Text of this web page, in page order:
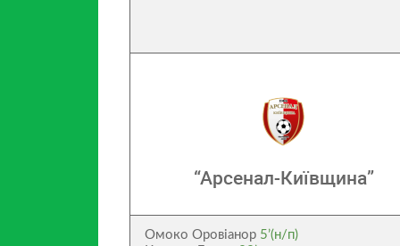
“Арсенал-Київщина”
Омоко Оровіанор 5’(н/п)